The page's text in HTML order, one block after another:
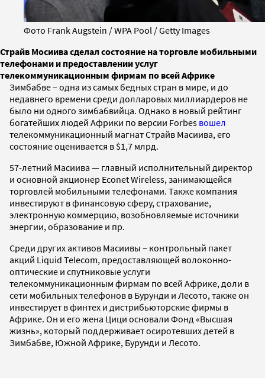
Фото Frank Augstein / WPA Pool / Getty Images
Страйв Мосиива сделал состояние на торговле мобильными
телефонами и предоставлении услуг
телекоммуникационным фирмам по всей Африке
Зимбабве – одна из самых бедных стран в мире, и до
недавнего времени среди долларовых миллиардеров не
было ни одного зимбабвийца. Однако в новый рейтинг
богатейших людей Африки по версии Forbes вошел
телекоммуникационный магнат Страйв Масиива, его
состояние оценивается в $1,7 млрд.
57-летний Масиива — главный исполнительный директор
и основной акционер Econet Wireless, занимающейся
торговлей мобильными телефонами. Также компания
инвестируют в финансовую сферу, страхование,
электронную коммерцию, возобновляемые источники
энергии, образование и пр.
Среди других активов Масиивы – контрольный пакет
акций Liquid Telecom, предоставляющей волоконно-
оптические и спутниковые услуги
телекоммуникационным фирмам по всей Африке, доли в
сети мобильных телефонов в Бурунди и Лесото, также он
инвестирует в финтех и дистрибьюторские фирмы в
Африке. Он и его жена Цици основали Фонд «Высшая
жизнь», который поддерживает осиротевших детей в
Зимбабве, Южной Африке, Бурунди и Лесото.